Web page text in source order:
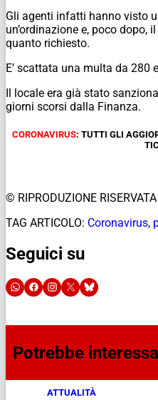
Gli agenti infatti hanno visto
un’ordinazione e, poco dopo,
quanto richiesto.
E’ scattata una multa da 280
Il locale era già stato
giorni scorsi dalla Finanza.
CORONAVIRUS: TUTTI GLI
© RIPRODUZIONE RISERVATA
TAG ARTICOLO: Coronavirus,
Seguici su
Potrebbe
ATTUALITÀ